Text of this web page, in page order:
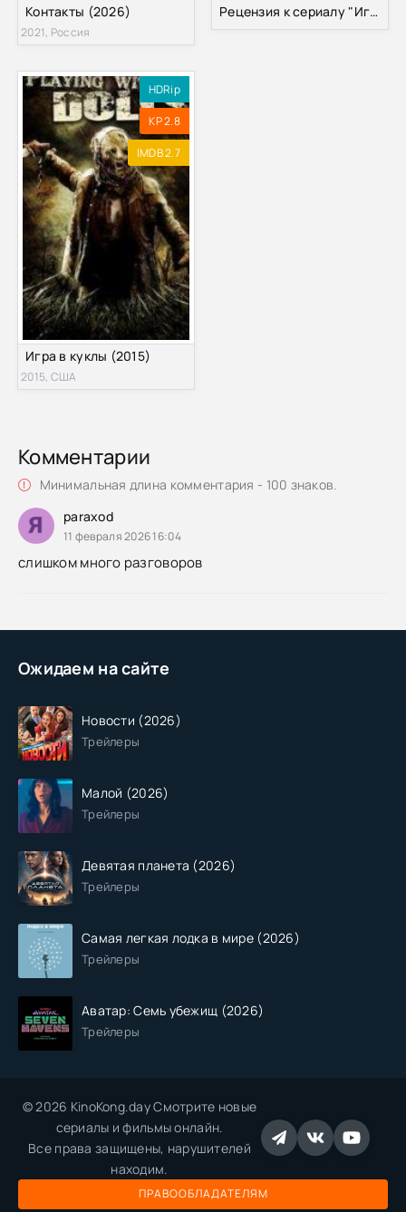
Ожидаем на сайте
Новости (2026)
Трейлеры
Малой (2026)
Трейлеры
Девятая планета (2026)
Трейлеры
Самая легкая лодка в мире (2026)
Трейлеры
Аватар: Семь убежищ (2026)
Трейлеры
Контакты (2026)
2021, Россия
Рецензия к сериалу "Игра престолов" 6 Сезон
HDRip
KP 2.8
IMDB 2.7
Игра в куклы (2015)
2015, США
Комментарии
Минимальная длина комментария - 100 знаков.
paraxod
11 февраля 2026 16:04
слишком много разговоров
© 2026 KinoKong.day Смотрите новые
сериалы и фильмы онлайн.
Все права защищены, нарушителей
находим.
ПРАВООБЛАДАТЕЛЯМ